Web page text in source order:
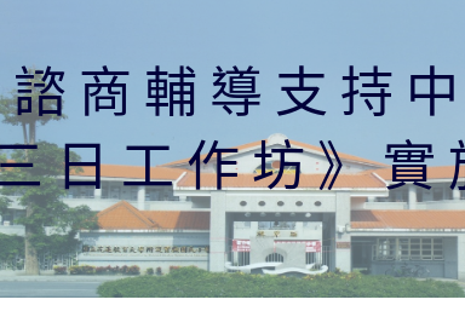
商輔導支持
日工作坊》